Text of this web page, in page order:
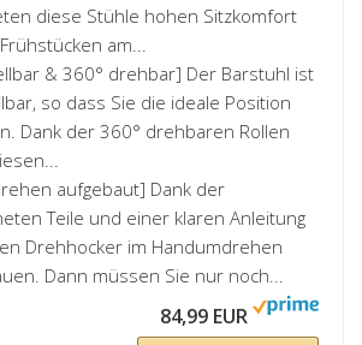
diese Stühle hohen Sitzkomfort
am...
& 360° drehbar] Der Barstuhl ist
so dass Sie die ideale Position
Dank der 360° drehbaren Rollen
aufgebaut] Dank der
Teile und einer klaren Anleitung
Drehhocker im Handumdrehen
Dann müssen Sie nur noch...
84,99 EUR